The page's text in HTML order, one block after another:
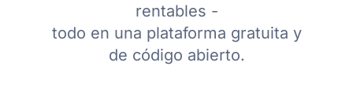
rentables -
todo en una plataforma gratuita y
de código abierto.